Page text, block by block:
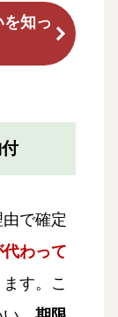
知っ
で確定
わって
す。こ